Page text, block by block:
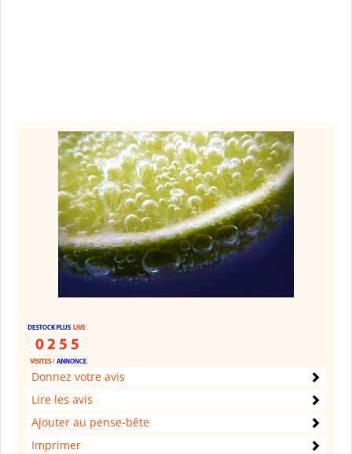
Donnez votre avis
Lire les avis
Ajouter au pense-bête
Imprimer